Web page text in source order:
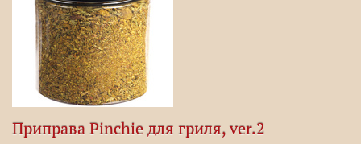
Приправа Pinchie для гриля, ver.2